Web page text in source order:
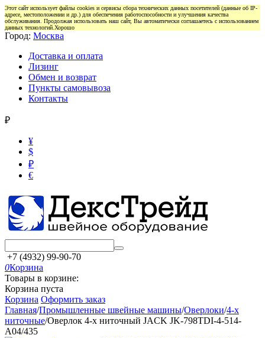
Этот сайт использует файлы cookies и сервисы сбора технических данных посетителей (данные об IP-
адресе, местоположении и др.) для обеспечения работоспособности и улучшения качества
обслуживания. Продолжая использовать наш сайт, Вы автоматически соглашаетесь с использованием
данных технологий. Хорошо
Город: Москва
Доставка и оплата
Лизинг
Обмен и возврат
Пункты самовывоза
Контакты
₽
¥
$
₽
€
+7 (4932) 99-90-70
0Корзина
Товары в корзине:
Корзина пуста
Корзина Оформить заказ
Главная/Промышленные швейные машины/Оверлоки/4-х
ниточные/Оверлок 4-х ниточный JACK JK-798TDI-4-514-
A04/435